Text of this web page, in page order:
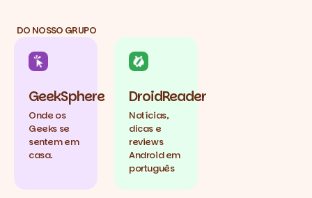
DO NOSSO GRUPO
GeekSphere
Onde os
Geeks se
sentem em
casa.
DroidReader
Notícias,
dicas e
reviews
Android em
português